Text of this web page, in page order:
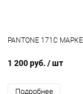
PANTONE 171C
1 200 руб. / шт
Подробнее